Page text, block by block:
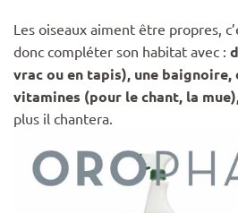
Les oiseaux aiment être propres,
donc compléter son habitat avec :
vrac ou en tapis), une
vitamines (pour le chant, la
plus il chantera.